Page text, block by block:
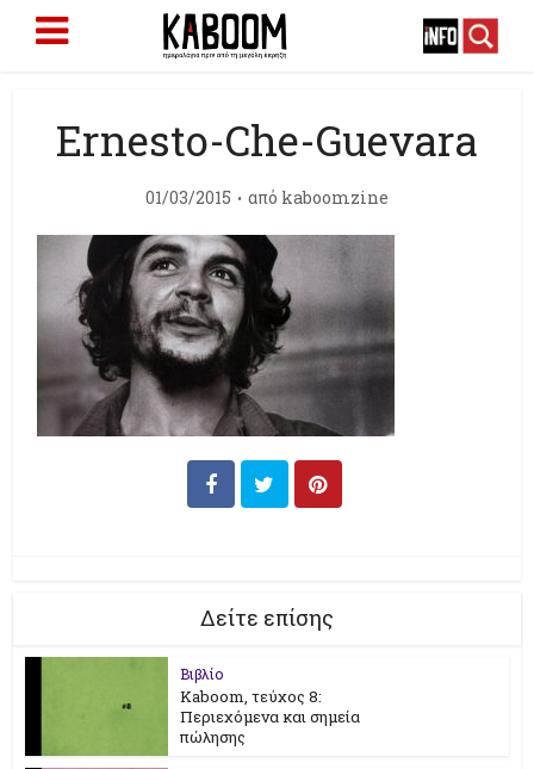
Ernesto-Che-Guevara
01/03/2015 από kaboomzine
Δείτε επίσης
Βιβλίο
Kaboom, τεύχος 8:
Περιεχόμενα και σημεία
πώλησης